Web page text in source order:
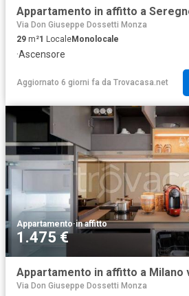
Via Don Giuseppe Dossetti Monza
29 m²1 LocaleMonolocale
·Ascensore
Aggiornato 6 giorni fa da Trovacasa.net
Appartamento·in affitto
1.475 €
Via Don Giuseppe Dossetti Monza